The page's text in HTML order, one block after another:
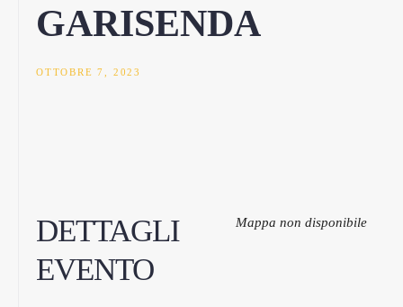
GARISENDA
OTTOBRE 7, 2023
Mappa non disponibile
DETTAGLI
EVENTO